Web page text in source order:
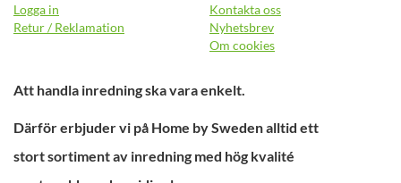
Logga in
Retur / Reklamation
Kontakta oss
Nyhetsbrev
Om cookies
Att handla inredning ska vara enkelt.
Därför erbjuder vi på Home by Sweden alltid ett
stort sortiment av inredning med hög kvalité